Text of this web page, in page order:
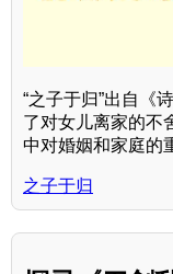
“之子于归”出自《
了对女儿离家的不
中对婚姻和家庭的
之子于归